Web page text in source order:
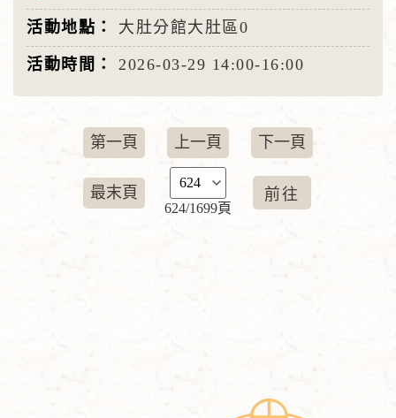
大肚分館大肚區0
2026-03-29 14:00-16:00
第一頁 上一頁 下一頁
最末頁
624/1699頁